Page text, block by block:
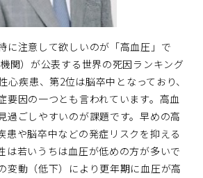
に注意して欲しいのが「高血圧」で
関）が公表する世界の死因ランキング
心疾患、第2位は脳卒中となっており、
要因の一つとも言われています。高血
過ごしやすいのが課題です。早めの高
患や脳卒中などの発症リスクを抑える
は若いうちは血圧が低めの方が多いで
変動（低下）により更年期に血圧が高